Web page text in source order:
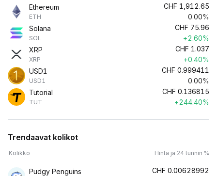
Ethereum
ETH
CHF 1,912.65
0.00%
Solana
SOL
CHF 75.96
+2.60%
XRP
XRP
CHF 1.037
+0.40%
USD1
USD1
CHF 0.999411
0.00%
Tutorial
TUT
CHF 0.136815
+244.40%
Trendaavat kolikot
Kolikko Hinta ja 24 tunnin %
Pudgy Penguins CHF 0.00628992